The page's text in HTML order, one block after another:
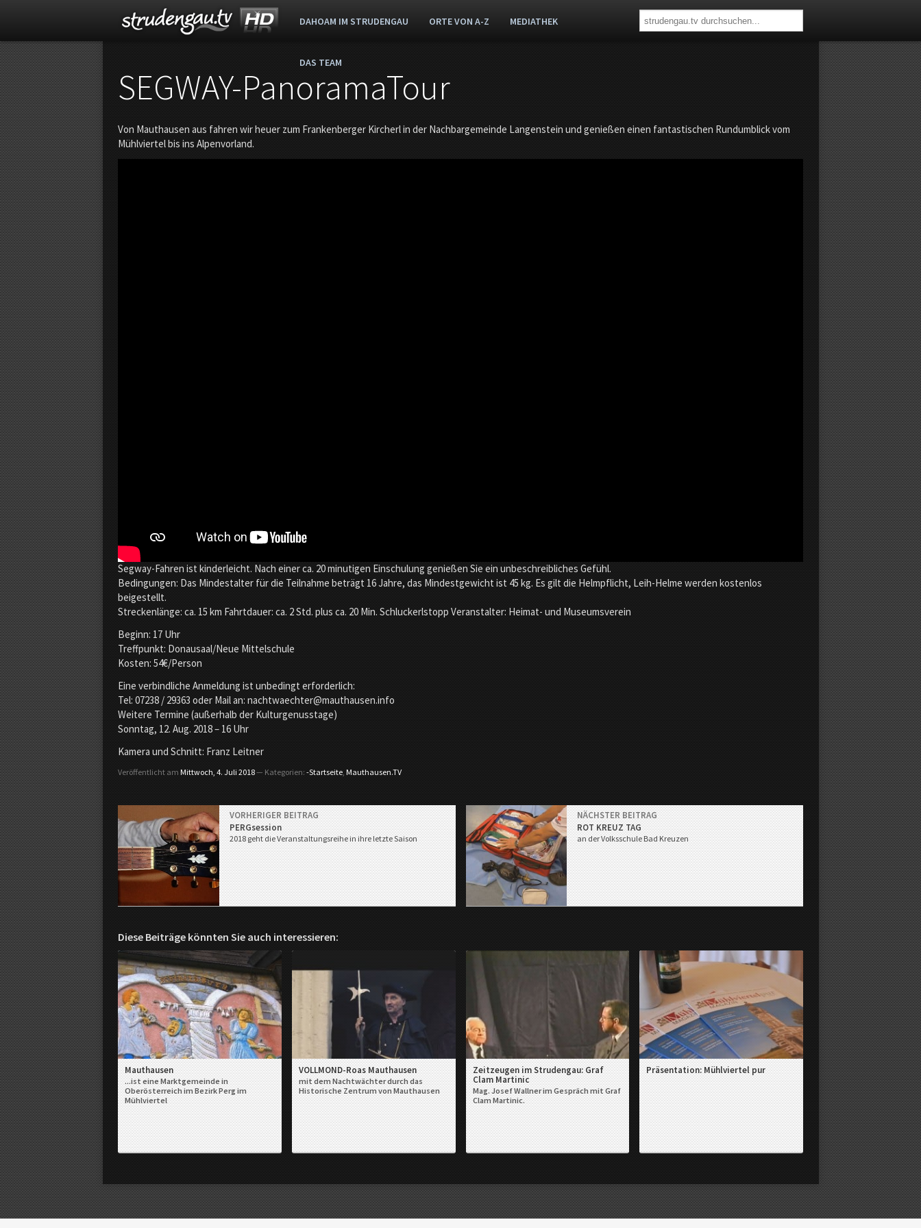
s
t
r
m
e
h
T
V
a
u
s
d
e
R
e
o
n
DAHOAM IM STRUDENGAU ORTE VON A-Z MEDIATHEK
DAS TEAM
SEGWAY-PanoramaTour
Von Mauthausen aus fahren wir heuer zum Frankenberger Kircherl in der Nachbargemeinde Langenstein und genießen einen fantastischen Rundumblick vom
Mühlviertel bis ins Alpenvorland.
Segway-Fahren ist kinderleicht. Nach einer ca. 20 minutigen Einschulung genießen Sie ein unbeschreibliches Gefühl.
Bedingungen: Das Mindestalter für die Teilnahme beträgt 16 Jahre, das Mindestgewicht ist 45 kg. Es gilt die Helmpflicht, Leih-Helme werden kostenlos
beigestellt.
Streckenlänge: ca. 15 km Fahrtdauer: ca. 2 Std. plus ca. 20 Min. Schluckerlstopp Veranstalter: Heimat- und Museumsverein
Beginn: 17 Uhr
Treffpunkt: Donausaal/Neue Mittelschule
Kosten: 54€/Person
Eine verbindliche Anmeldung ist unbedingt erforderlich:
Tel: 07238 / 29363 oder Mail an: nachtwaechter@mauthausen.info
Weitere Termine (außerhalb der Kulturgenusstage)
Sonntag, 12. Aug. 2018 – 16 Uhr
Kamera und Schnitt: Franz Leitner
Veröffentlicht am Mittwoch, 4. Juli 2018— Kategorien: -Startseite, Mauthausen.TV
VORHERIGER BEITRAG
PERGsession
2018 geht die Veranstaltungsreihe in ihre letzte Saison
NÄCHSTER BEITRAG
ROT KREUZ TAG
an der Volksschule Bad Kreuzen
Diese Beiträge könnten Sie auch interessieren:
Mauthausen
...ist eine Marktgemeinde in
Oberösterreich im Bezirk Perg im
Mühlviertel
VOLLMOND-Roas Mauthausen
mit dem Nachtwächter durch das
Historische Zentrum von Mauthausen
Zeitzeugen im Strudengau: Graf
Clam Martinic
Mag. Josef Wallner im Gespräch mit Graf
Clam Martinic.
Präsentation: Mühlviertel pur